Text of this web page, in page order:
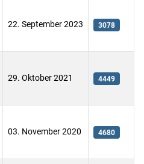
22. September 2023 3078
29. Oktober 2021 4449
03. November 2020 4680